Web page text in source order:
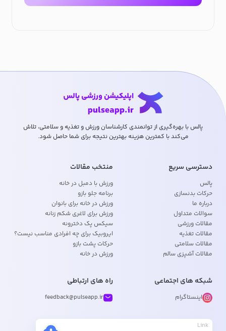
پالس با بهره‌گیری از توانمندی کارشناسان ورزش و تغذیه و سلامتی، تلاش
می‌کند با کمترین هزینه بهترین نتیجه برای شما حاصل شود.
دسترسی سریع
پالس
حرکات بدنسازی
درباره ما
سوالات متداول
مقالات ورزشی
مقالات تغذیه
مقالات سلامتی
مقالات آشپزی سالم
منتخب مقالات
ورزش با دمبل در خانه
برنامه جلو بازو
ورزش در خانه برای بانوان
ورزش برای لاغری شکم زنانه
سیکس پک دخترونه
ایروبیک برای چه افرادی مناسب نیست؟
حرکات پشت بازو
ورزش در خانه
شبکه های اجتماعی
اینستاگرام
راه های ارتباطی
feedback@pulseapp.ir
Link